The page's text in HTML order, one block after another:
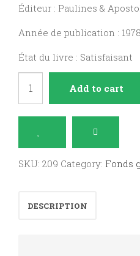
Éditeur : Paulines &
Année de publication : 1978
État du livre : Satisfaisant
vie,
homélies
funérailles.
Add to cart
SKU: 209 Category: Fonds
DESCRIPTION